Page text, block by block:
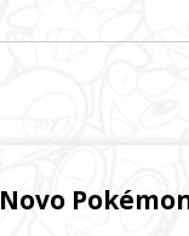
Novo